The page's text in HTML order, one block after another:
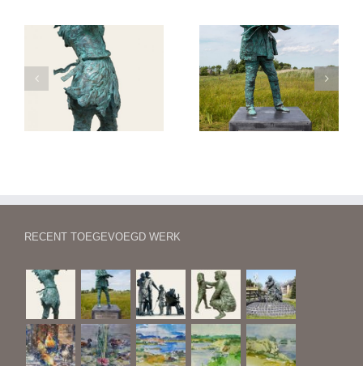
Jongkind
Begroeting bij een
tramhalte
RECENT TOEGEVOEGD WERK